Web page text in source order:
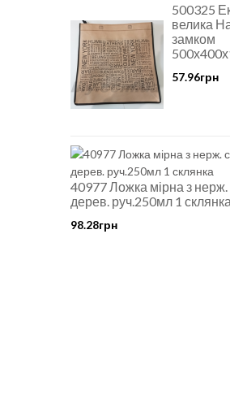
500325
велика
замком
57.96грн
40977 Ложка мірна з нерж.
дерев. руч.250мл 1 склянка
98.28грн